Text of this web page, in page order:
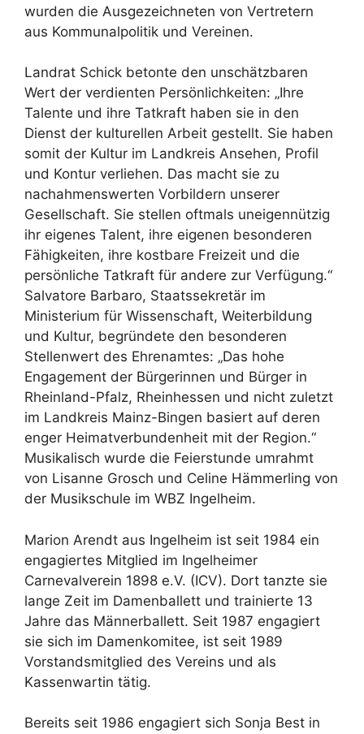
wurden die Ausgezeichneten von Vertretern
aus Kommunalpolitik und Vereinen.
Landrat Schick betonte den unschätzbaren
Wert der verdienten Persönlichkeiten: „Ihre
Talente und ihre Tatkraft haben sie in den
Dienst der kulturellen Arbeit gestellt. Sie haben
somit der Kultur im Landkreis Ansehen, Profil
und Kontur verliehen. Das macht sie zu
nachahmenswerten Vorbildern unserer
Gesellschaft. Sie stellen oftmals uneigennützig
ihr eigenes Talent, ihre eigenen besonderen
Fähigkeiten, ihre kostbare Freizeit und die
persönliche Tatkraft für andere zur Verfügung.“
Salvatore Barbaro, Staatssekretär im
Ministerium für Wissenschaft, Weiterbildung
und Kultur, begründete den besonderen
Stellenwert des Ehrenamtes: „Das hohe
Engagement der Bürgerinnen und Bürger in
Rheinland-Pfalz, Rheinhessen und nicht zuletzt
im Landkreis Mainz-Bingen basiert auf deren
enger Heimatverbundenheit mit der Region.“
Musikalisch wurde die Feierstunde umrahmt
von Lisanne Grosch und Celine Hämmerling von
der Musikschule im WBZ Ingelheim.
Marion Arendt aus Ingelheim ist seit 1984 ein
engagiertes Mitglied im Ingelheimer
Carnevalverein 1898 e.V. (ICV). Dort tanzte sie
lange Zeit im Damenballett und trainierte 13
Jahre das Männerballett. Seit 1987 engagiert
sie sich im Damenkomitee, ist seit 1989
Vorstandsmitglied des Vereins und als
Kassenwartin tätig.
Bereits seit 1986 engagiert sich Sonja Best in